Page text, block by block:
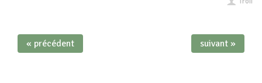
« précédent suivant »